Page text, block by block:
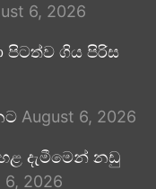
6, 2026
පිටත්ව ගිය පිරිස
August 6, 2026
දැමීමෙන් නඩු
6, 2026